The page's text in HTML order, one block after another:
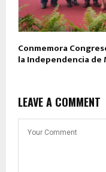
Conmemora
la Independencia de
LEAVE A COMMENT